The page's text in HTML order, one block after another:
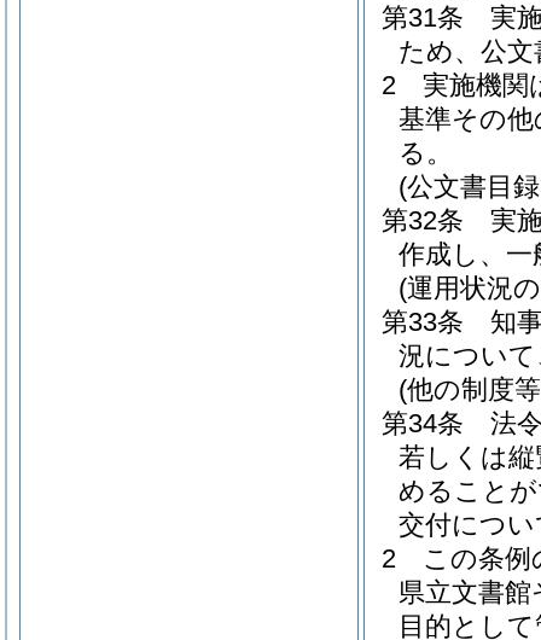
第31条
実
ため、公
2
実施機関
基準その
る。
(公文書目
第32条
実
作成し、
(運用状況
第33条
知
況につい
(他の制度
第34条
法
若しくは
めること
交付につ
2
この条例
県立文書
目的とし